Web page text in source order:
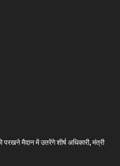
मैदान में उतरेंगे शीर्ष अधिकारी, मंत्री